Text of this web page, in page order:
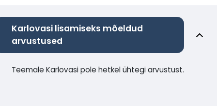
Karlovasi lisamiseks mõeldud
arvustused
Teemale Karlovasi pole hetkel ühtegi arvustust.